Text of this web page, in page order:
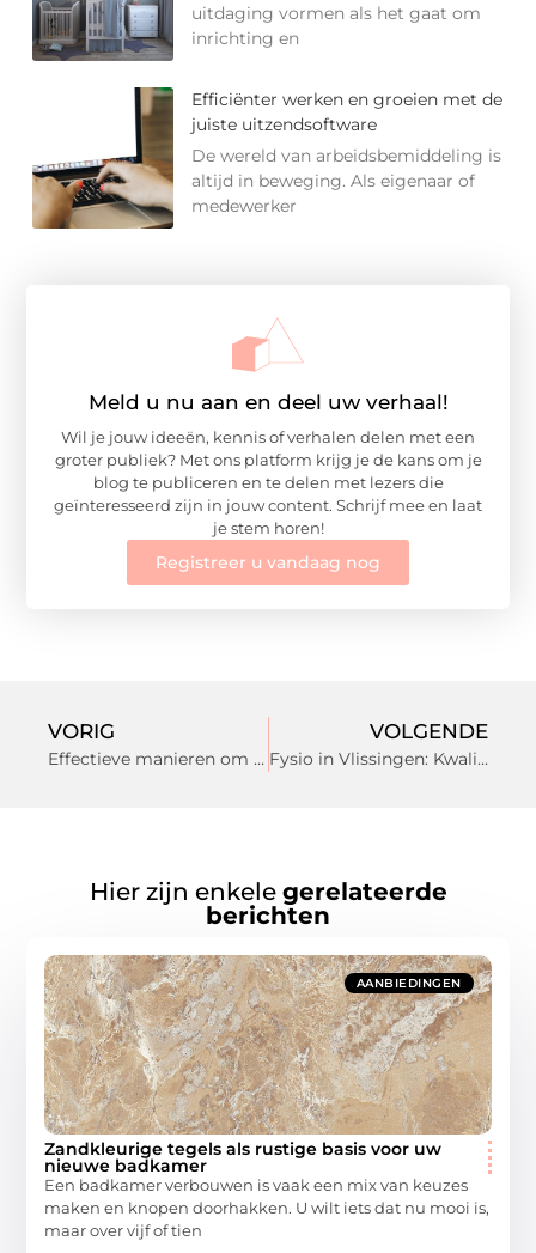
uitdaging vormen als het gaat om
inrichting en
Efficiënter werken en groeien met de
juiste uitzendsoftware
De wereld van arbeidsbemiddeling is
altijd in beweging. Als eigenaar of
medewerker
Meld u nu aan en deel uw verhaal!
Wil je jouw ideeën, kennis of verhalen delen met een
groter publiek? Met ons platform krijg je de kans om je
blog te publiceren en te delen met lezers die
geïnteresseerd zijn in jouw content. Schrijf mee en laat
je stem horen!
Registreer u vandaag nog
VORIG
Effectieve manieren om van ongewenste reclame af te komen
VOLGENDE
Fysio in Vlissingen: Kwaliteit en Zorg voor Jouw Herstel
Hier zijn enkele gerelateerde
berichten
AANBIEDINGEN
Zandkleurige tegels als rustige basis voor uw
nieuwe badkamer
Een badkamer verbouwen is vaak een mix van keuzes
maken en knopen doorhakken. U wilt iets dat nu mooi is,
maar over vijf of tien